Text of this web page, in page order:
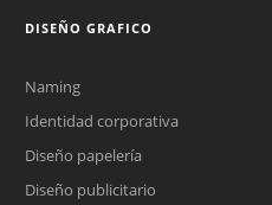
DISEÑO GRAFICO
Naming
Identidad corporativa
Diseño papelería
Diseño publicitario